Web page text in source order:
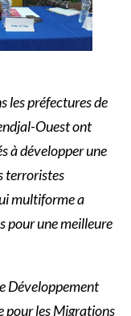
les préfectures de
Ouest ont
à développer une
terroristes
multiforme a
pour une meilleure
Développement
pour les Migrations